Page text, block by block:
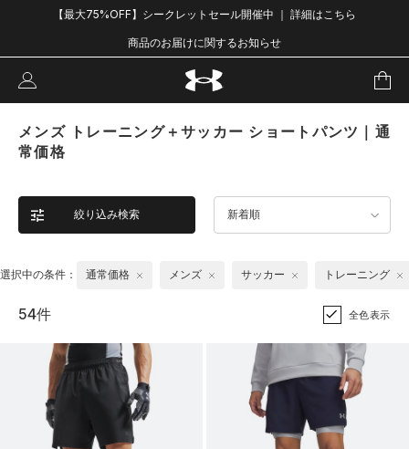
【最大75%OFF】シークレットセール開催中 ｜ 詳細はこちら
商品のお届けに関するお知らせ
メンズ トレーニング＋サッカー ショートパンツ｜通
常価格
絞り込み検索 新着順
選択中の条件： 通常価格 メンズ サッカー トレーニング
54件 全色表示